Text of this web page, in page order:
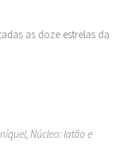
as doze estrelas da
Núcleo: latão e